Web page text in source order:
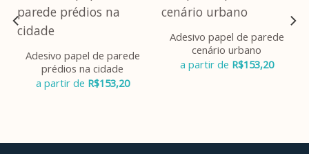
Adesivo papel de parede
prédios na cidade
a partir de R$153,20
Adesivo papel de parede
cenário urbano
a partir de R$153,20